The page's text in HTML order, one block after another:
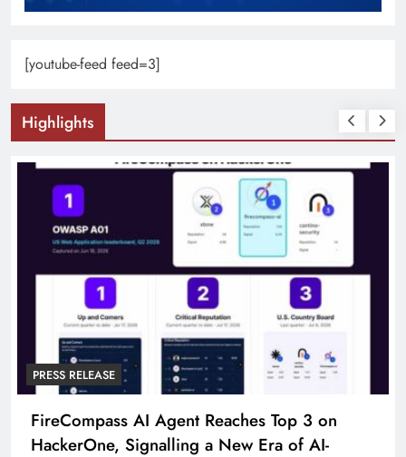
[youtube-feed feed=3]
Highlights
PRESS RELEASE
FireCompass AI Agent Reaches Top 3 on
HackerOne, Signalling a New Era of AI-